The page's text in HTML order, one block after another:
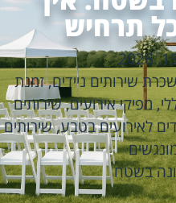
תרחיש
שירותים ניידים,זמנת
,מפיקי אירועים,שירותים
לאירועים בטבע,שירותים
בשטח